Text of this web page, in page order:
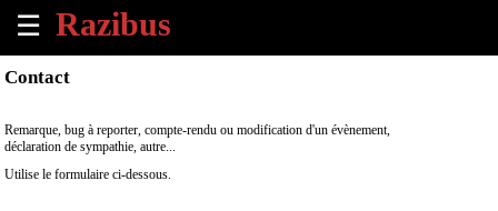
☰
×
les
Contact
Remarque, bug à reporter, compte-rendu ou modification d'un évènement,
déclaration de sympathie, autre...
Utilise le formulaire ci-dessous.